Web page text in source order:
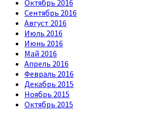
Октябрь 2016
Сентябрь 2016
Август 2016
Июль 2016
Июнь 2016
Май 2016
Апрель 2016
Февраль 2016
Декабрь 2015
Ноябрь 2015
Октябрь 2015